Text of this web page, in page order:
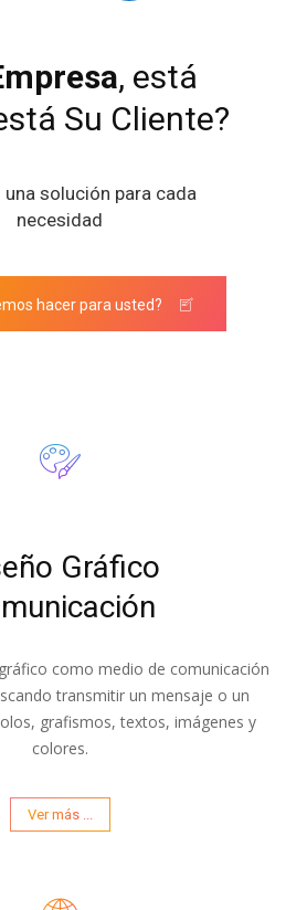
, está
Su Cliente?
una solución para cada
necesidad
hacer para usted?
Gráfico
como medio de comunicación
transmitir un mensaje o un
grafismos, textos, imágenes y
colores.
Ver más ...